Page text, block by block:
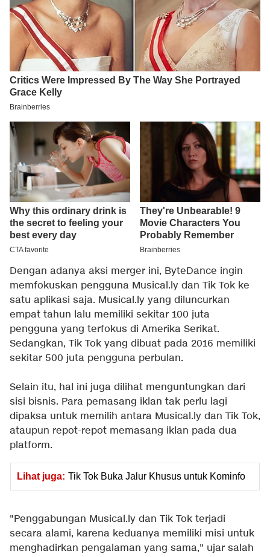
Dengan adanya aksi merger ini, ByteDance ingin
memfokuskan pengguna Musical.ly dan Tik Tok ke
satu aplikasi saja. Musical.ly yang diluncurkan
empat tahun lalu memiliki sekitar 100 juta
pengguna yang terfokus di Amerika Serikat.
Sedangkan, Tik Tok yang dibuat pada 2016 memiliki
sekitar 500 juta pengguna perbulan.
Selain itu, hal ini juga dilihat menguntungkan dari
sisi bisnis. Para pemasang iklan tak perlu lagi
dipaksa untuk memilih antara Musical.ly dan Tik Tok,
ataupun repot-repot memasang iklan pada dua
platform.
Lihat juga: Tik Tok Buka Jalur Khusus untuk Kominfo
"Penggabungan Musical.ly dan Tik Tok terjadi
secara alami, karena keduanya memiliki misi untuk
menghadirkan pengalaman yang sama," ujar salah